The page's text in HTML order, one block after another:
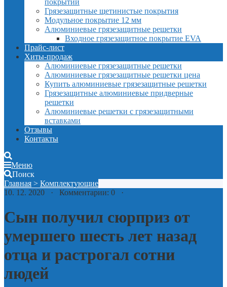
покрытий
Грязезащитные щетинистые покрытия
Модульное покрытие 12 мм
Алюминиевые грязезащитные решетки
Входное грязезащитное покрытие EVA
Прайс-лист
Хиты-продаж
Алюминиевые грязезащитные решетки
Алюминиевые грязезащитные решетки цена
Купить алюминиевые грязезащитные решетки
Грязезащитные алюминиевые придверные
решетки
Алюминиевые решетки с грязезащитными
вставками
Отзывы
Контакты
Меню
Поиск
Главная > Комплектующие
10. 12. 2020 · Комментарии: 0 ·
Сын получил сюрприз от
умершего шесть лет назад
отца и растрогал сотни
людей